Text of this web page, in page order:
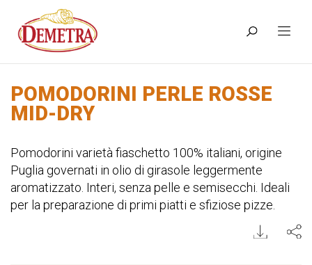
POMODORINI PERLE ROSSE
MID-DRY
Pomodorini varietà fiaschetto 100% italiani, origine
Puglia governati in olio di girasole leggermente
aromatizzato. Interi, senza pelle e semisecchi. Ideali
per la preparazione di primi piatti e sfiziose pizze.